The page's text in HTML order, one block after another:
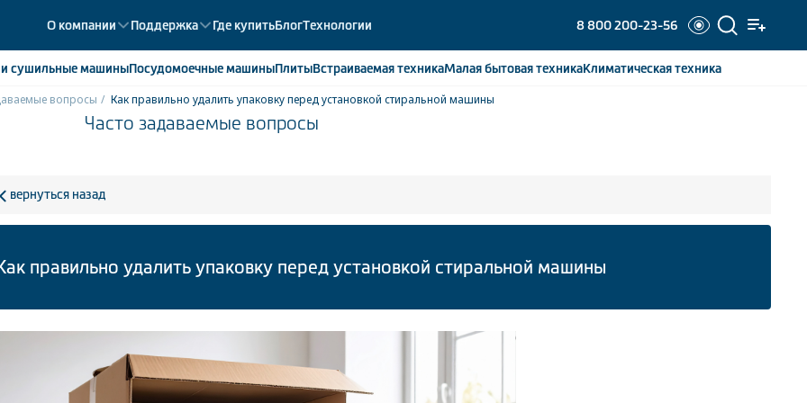
О компании Поддержка Где купитьБлогТехнологии 8 800 200-23-56
и сушильные машиныПосудомоечныемашиныПлитыВстраиваемаятехникаМалая бытоваятехникаКлиматическаятехника
холодильники14
вопросы Как правильно удалить упаковку перед установкой стиральной машины
Часто задаваемые вопросы
вернуться назад
правильно удалить упаковку перед установкой стиральной машины